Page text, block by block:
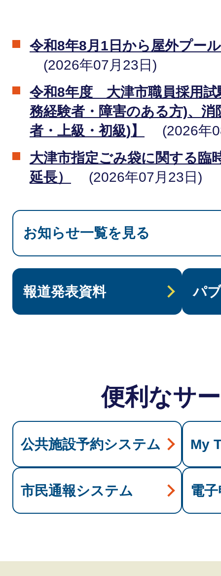
令和8年8月1日から屋外プー
2026年07月23日
令和8年度 大津市職員採用試
務経験者・障害のある方)、消
者・上級・初級)】
2026年
大津市指定ごみ袋に関する臨
延長）
2026年07月23日
にご注意ください！
について
2026年08月04日
「成瀬は天下を取りにいく」
布について
2026年06月15
認可保育施設 入所申込・決
2026年07月17日
「大津祭の曳山行事」の ユ
記載（登録）について
大津市公式アプリ「ポケット
2026年02月10日
お知らせ一覧を見る
報道発表資料 パ
便利なサ
公共施設予約システム My
市民通報システム 電